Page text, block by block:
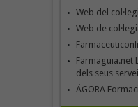
Web del col·legi
Web de
Farmaguia.net
dels seus
ÁGORA